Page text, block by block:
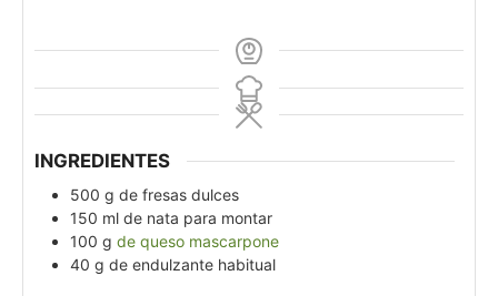
INGREDIENTES
500 g de fresas dulces
150 ml de nata para montar
100 g de queso mascarpone
40 g de endulzante habitual